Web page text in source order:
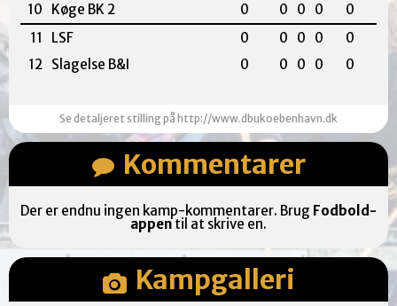
10
Køge BK 2 0 0 0 0
0
11
LSF 0 0 0 0
0
12 Slagelse B&I 0 0 0 0 0
Se detaljeret stilling på http://www.dbukoebenhavn.dk
Kommentarer
Der er endnu ingen kamp-kommentarer. Brug Fodbold-
appentil at skrive en.
Kampgalleri